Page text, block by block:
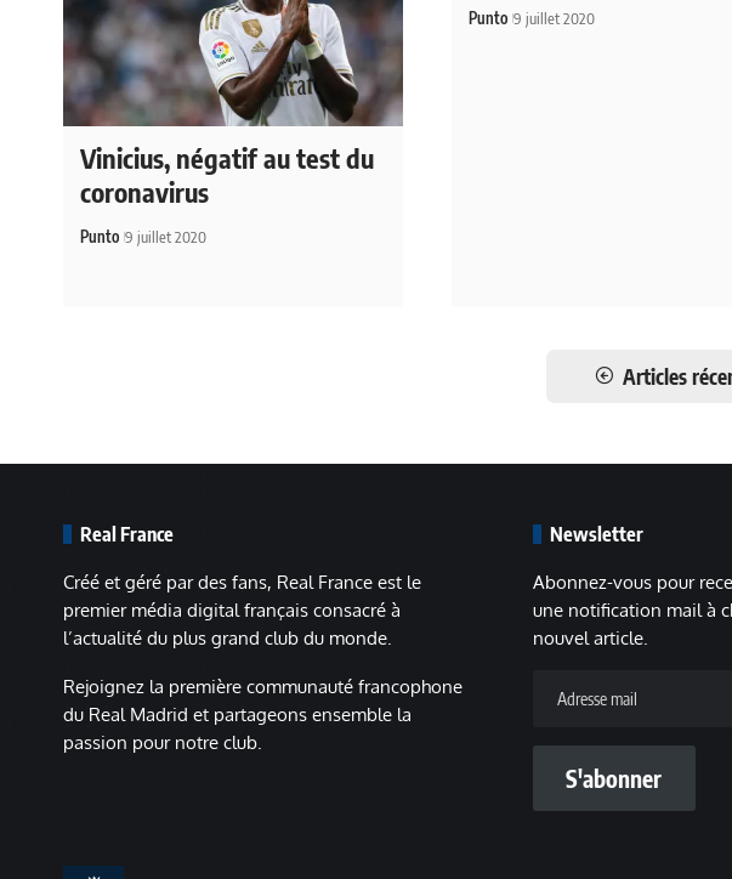
Vinicius, négatif au test du
coronavirus
Punto 9 juillet 2020
Punto 9 juillet 2020
Articles
Real France
Créé et géré par des fans, Real France est le
premier média digital français consacré à
l’actualité du plus grand club du monde.
Rejoignez la première communauté francophone
du Real Madrid et partageons ensemble la
passion pour notre club.
Newsletter
Abonnez-vous pour
une notification mail à
nouvel article.
mail
S'abonner